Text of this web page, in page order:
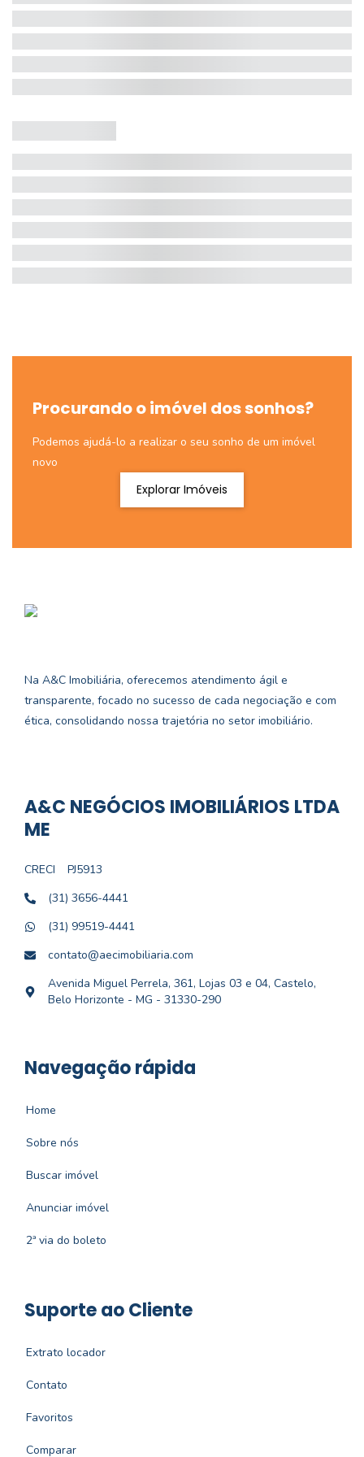
Procurando o imóvel dos sonhos?
Podemos ajudá-lo a realizar o seu sonho de um imóvel
novo
Explorar Imóveis
Na A&C Imobiliária, oferecemos atendimento ágil e
transparente, focado no sucesso de cada negociação e com
ética, consolidando nossa trajetória no setor imobiliário.
A&C NEGÓCIOS IMOBILIÁRIOS LTDA
ME
CRECI
PJ5913
(31) 3656-4441
(31) 99519-4441
contato@aecimobiliaria.com
Avenida Miguel Perrela, 361, Lojas 03 e 04, Castelo,
Belo Horizonte - MG - 31330-290
Navegação rápida
Home
Sobre nós
Buscar imóvel
Anunciar imóvel
2ª via do boleto
Suporte ao Cliente
Extrato locador
Contato
Favoritos
Comparar